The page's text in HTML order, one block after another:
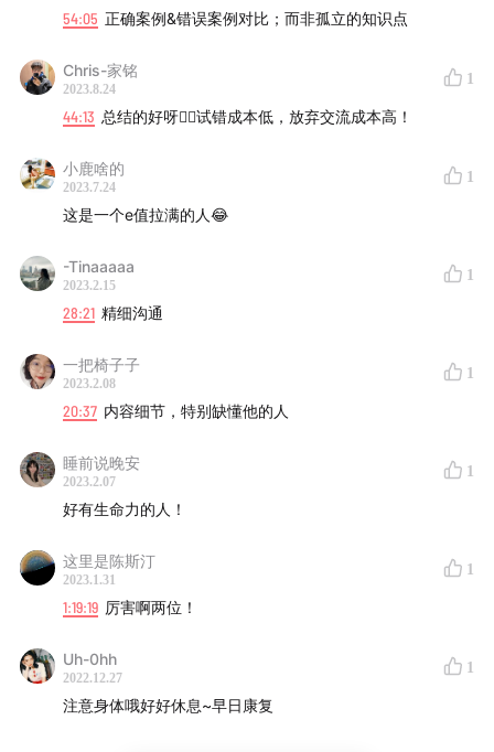
两本书推荐：《世界尽头的咖啡馆》《斯坦福大学人生设计
课》
1、之前的教育告诉我们你能有多大成就取决于你承受了多大
在某一些事情上对别人很难受，但于你而言你很容易去沉
不知不觉认识很多相似的朋友，热情感染到身边人，身边人
2、如何找到真正的热爱？
清自己
咳咳，npy标准
2.个人探索，职业探索有很多自己的思考，最好有一些共通
的职业体验
3.兴趣爱好：喜欢运动，喜欢读书，播客，喜欢课程
54:05 正确案例&错误案例对比；而非孤立的知识点
Chris-家铭
2023.8.24
1
44:13 总结的好呀👍🏻试错成本低，放弃交流成本高！
小鹿啥的
2023.7.24
1
这是一个e值拉满的人😂
-Tinaaaaa
2023.2.15
1
28:21 精细沟通
一把椅子子
2023.2.08
1
20:37 内容细节，特别缺懂他的人
睡前说晚安
2023.2.07
1
好有生命力的人！
这里是陈斯汀
2023.1.31
1
1:19:19 厉害啊两位！
Uh-0hh
2022.12.27
1
注意身体哦好好休息~早日康复